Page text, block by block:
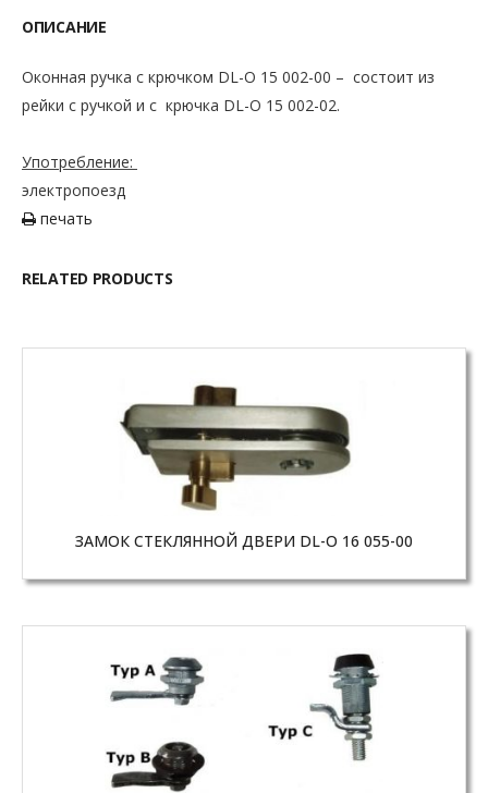
ОПИСАНИЕ
Оконная ручка с крючком DL-O 15 002-00 – состоит из
рейки с ручкой и с крючка DL-O 15 002-02.
Употребление:
электропоезд
печать
RELATED PRODUCTS
ЗАМОК СТЕКЛЯННОЙ ДВЕРИ DL-O 16 055-00